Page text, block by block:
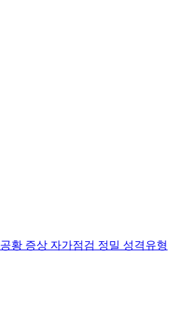
공황 증상 자가점검 정밀 성격유형